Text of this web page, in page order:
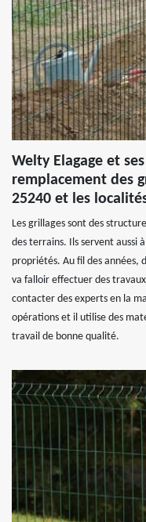
Welty Elagage et
remplacement des
25240 et les
Les grillages sont des
des terrains. Ils servent aussi
propriétés. Au fil des années,
va falloir effectuer des
contacter des experts en la
opérations et il utilise des
travail de bonne qualité.